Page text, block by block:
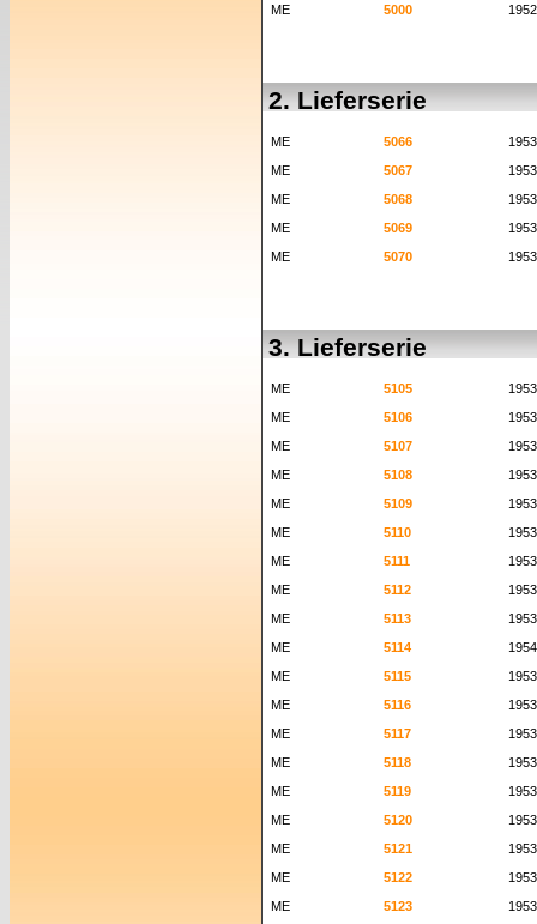
ME
5000 1952
2. Lieferserie
ME 5066
1953
ME
5067
1953
ME
5068
1953
ME
5069
1953
ME
5070 1953
3. Lieferserie
ME 5105
1953
ME
5106
1953
ME
5107
1953
ME
5108
1953
ME
5109
1953
ME
5110
1953
ME
5111
1953
ME
5112
1953
ME
5113
1953
ME
5114
1954
ME
5115
1953
ME
5116
1953
ME
5117
1953
ME
5118
1953
ME
5119
1953
ME
5120
1953
ME
5121
1953
ME
5122
1953
ME
5123
1953